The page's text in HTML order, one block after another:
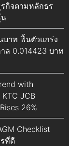
รกิจตามหลักธร
น
บาท ฟื้นตัวแกร่ง
ล 0.014423 บาท
with
JCB
26%
Checklist
ที่ดี